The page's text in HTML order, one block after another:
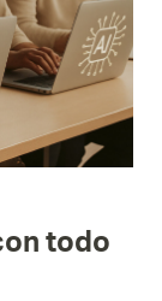
todo